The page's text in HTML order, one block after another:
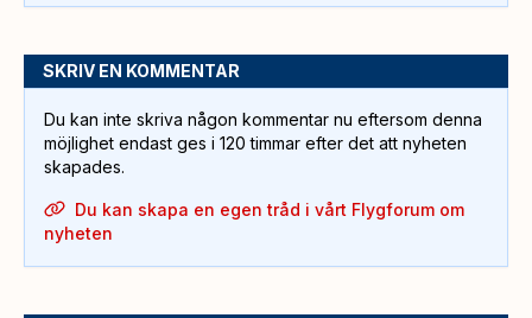
SKRIV EN KOMMENTAR
Du kan inte skriva någon kommentar nu eftersom denna
möjlighet endast ges i 120 timmar efter det att nyheten
skapades.
Du kan skapa en egen tråd i vårt Flygforum om
nyheten